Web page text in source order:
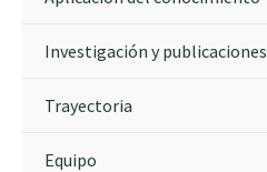
Investigación y publicaciones
Trayectoria
Equipo